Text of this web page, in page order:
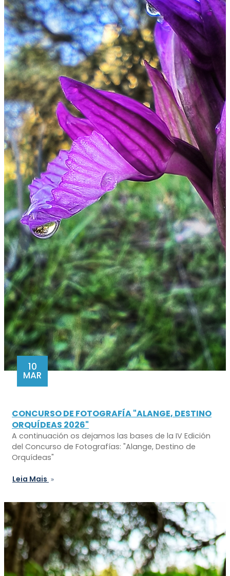
10
MAR
CONCURSO DE FOTOGRAFÍA "ALANGE, DESTINO
ORQUÍDEAS 2026"
A continuación os dejamos las bases de la IV Edición
del Concurso de Fotografías: "Alange, Destino de
Orquídeas"
Leia Mais